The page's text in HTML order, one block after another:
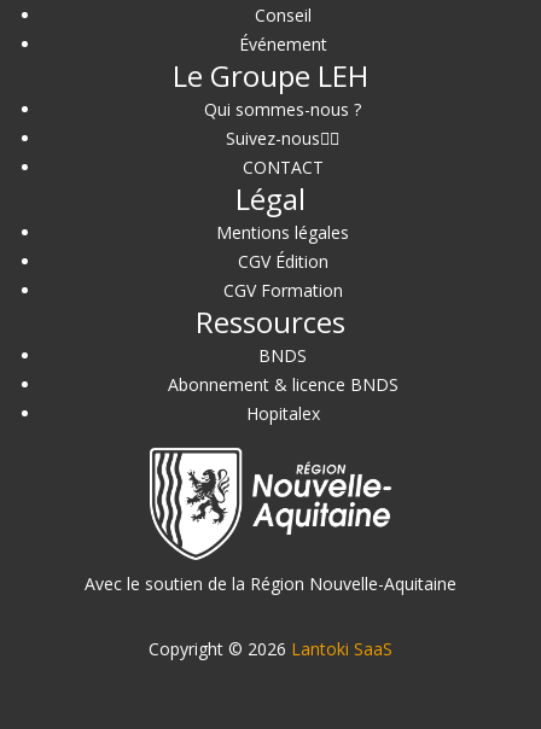
Conseil
Événement
Le Groupe LEH
Qui sommes-nous ?
Suivez-nous
CONTACT
Légal
Mentions légales
CGV Édition
CGV Formation
Ressources
BNDS
Abonnement & licence BNDS
Hopitalex
Avec le soutien de la Région Nouvelle-Aquitaine
Copyright © 2026 Lantoki SaaS